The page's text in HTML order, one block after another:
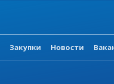
Закупки Новости